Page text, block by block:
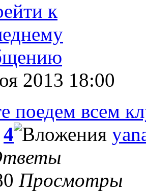
2013 18:00
поедем всем
4
Просмотры